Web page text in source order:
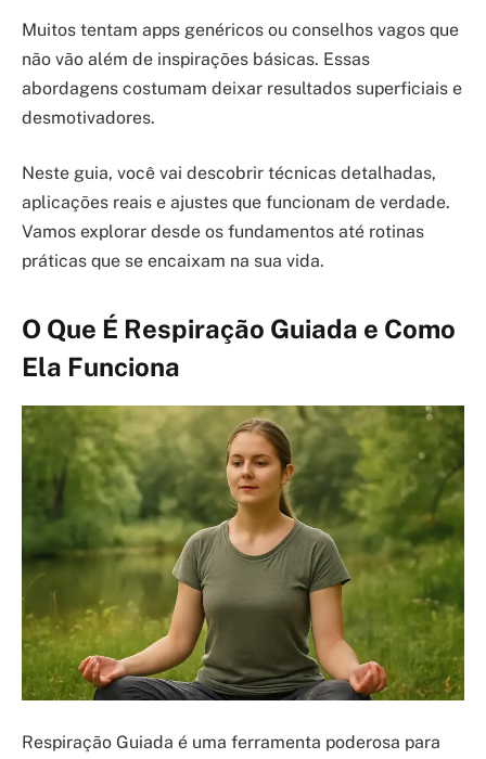
Muitos tentam apps genéricos ou conselhos vagos que
não vão além de inspirações básicas. Essas
abordagens costumam deixar resultados superficiais e
desmotivadores.
Neste guia, você vai descobrir técnicas detalhadas,
aplicações reais e ajustes que funcionam de verdade.
Vamos explorar desde os fundamentos até rotinas
práticas que se encaixam na sua vida.
O Que É Respiração Guiada e Como
Ela Funciona
Respiração Guiada é uma ferramenta poderosa para